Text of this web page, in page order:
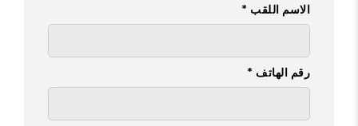
الاسم اللقب *
رقم الهاتف *